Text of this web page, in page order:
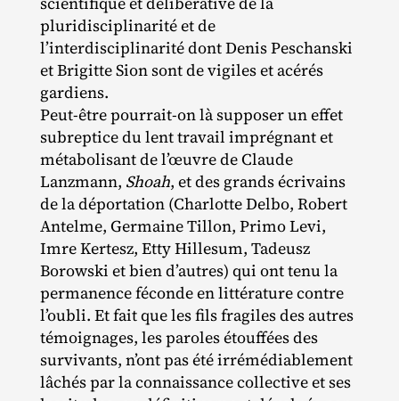
pluridisciplinarité et de
l’interdisciplinarité dont Denis Peschanski
et Brigitte Sion sont de vigiles et acérés
gardiens.
Peut‐​être pourrait‐​on là supposer un effet
subreptice du lent travail imprégnant et
métabolisant de l’œuvre de Claude
Lanzmann, Shoah, et des grands écrivains
de la déportation (Charlotte Delbo, Robert
Antelme, Germaine Tillon, Primo Levi,
Imre Kertesz, Etty Hillesum, Tadeusz
Borowski et bien d’autres) qui ont tenu la
permanence féconde en littérature contre
l’oubli. Et fait que les fils fragiles des autres
témoignages, les paroles étouffées des
survivants, n’ont pas été irrémédiablement
lâchés par la connaissance collective et ses